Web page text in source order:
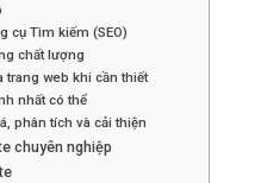
cụ Tìm kiếm (SEO)
chất lượng
trang web khi cần thiết
nhất có thể
phân tích và cải thiện
chuyên nghiệp